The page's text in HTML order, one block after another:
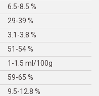
6.5-8.5 %
29-39 %
3.1-3.8 %
51-54 %
1-1.5 ml/100g
59-65 %
9.5-12.8 %